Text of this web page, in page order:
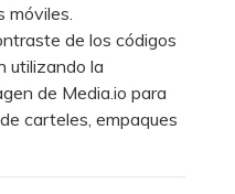
móviles.
de los códigos
utilizando la
de Media.io para
carteles, empaques